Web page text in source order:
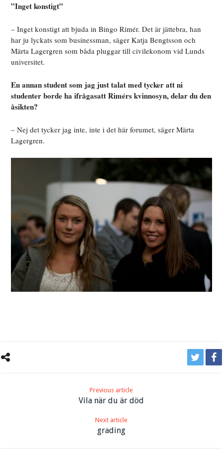
”Inget konstigt”
– Inget konstigt att bjuda in Bingo Rimér. Det är jättebra, han
har ju lyckats som businessman, säger Katja Bengtsson och
Märta Lagergren som båda pluggar till civilekonom vid Lunds
universitet.
En annan student som jag just talat med tycker att ni
studenter borde ha ifrågasatt Rimérs kvinnosyn, delar du den
åsikten?
– Nej det tycker jag inte, inte i det här forumet, säger Märta
Lagergren.
Previous article
Vila när du är död
Next article
grading